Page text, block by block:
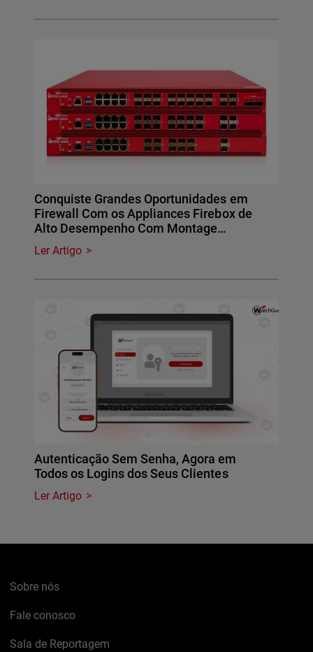
Conquiste Grandes Oportunidades em
Firewall Com os Appliances Firebox de
Alto Desempenho Com Montage…
Ler Artigo
Autenticação Sem Senha, Agora em
Todos os Logins dos Seus Clientes
Ler Artigo
Sobre nós
Fale conosco
Sala de Reportagem